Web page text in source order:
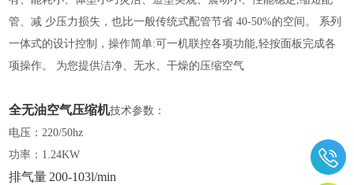
管、减 少压力损失，也比一般传统式配管节省 40-50%的空间。 系列
一体式的设计控制，操作简单:可一机联控各项功能,轻按面板完成各
项操作。 为您提供洁净、无水、干燥的压缩空气
全无油空气压缩机技术参数：
电压：220/50hz
功率： 1.24KW
排气量 200-103l/min